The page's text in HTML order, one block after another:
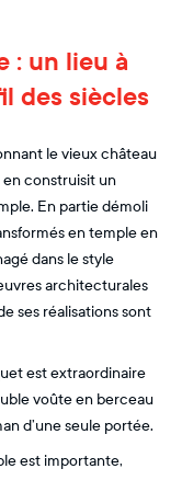
: un lieu à
des siècles
le vieux château
en construisit un
En partie démoli
en temple en
dans le style
architecturales
ses réalisations sont
est extraordinaire
voûte en berceau
d’une seule portée.
est importante,